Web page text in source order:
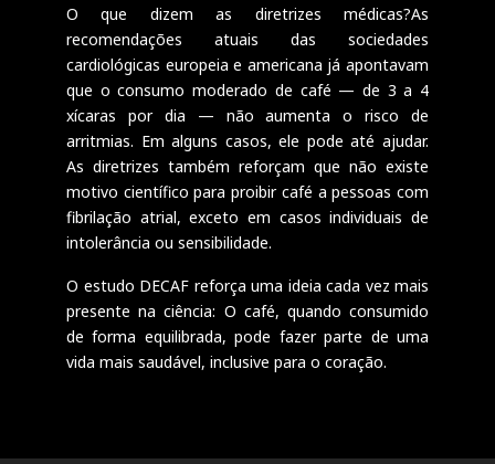
O que dizem as diretrizes médicas?As
recomendações atuais das sociedades
cardiológicas europeia e americana já apontavam
que o consumo moderado de café — de 3 a 4
xícaras por dia — não aumenta o risco de
arritmias. Em alguns casos, ele pode até ajudar.
As diretrizes também reforçam que não existe
motivo científico para proibir café a pessoas com
fibrilação atrial, exceto em casos individuais de
intolerância ou sensibilidade.
O estudo DECAF reforça uma ideia cada vez mais
presente na ciência: O café, quando consumido
de forma equilibrada, pode fazer parte de uma
vida mais saudável, inclusive para o coração.